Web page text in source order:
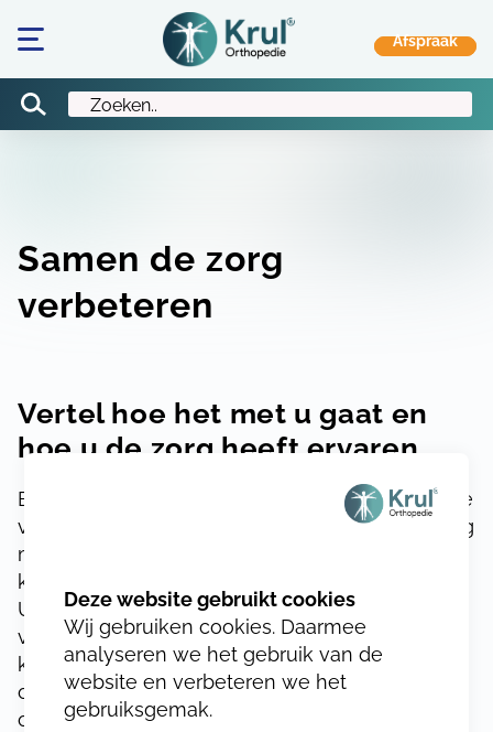
Samen de zorg
verbeteren
Vertel hoe het met u gaat en
hoe u de zorg heeft ervaren
Binnen Smeets zijn we altijd bezig om de zorg te
verbeteren. Zo willen we heel Nederland zo lang
mogelijk goed laten lopen. Om onze zorg te
kunnen verbeteren hebben we uw hulp nodig!
U kunt ons helpen door onze vragenlijsten in te
vullen. Door onze intakevragenlijst in te vullen
kunnen we u beter helpen en heeft uw
orthopedisch schoenmaker meer tijd voor uw
onderzoek en het eventuele aanmeten. Door
Wij gebruiken cookies. Daarmee
analyseren we het gebruik van de
website en verbeteren we het
gebruiksgemak.